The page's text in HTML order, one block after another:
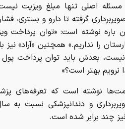
اصلی تنها مبلغ ویزیت
گرفته تا دارو و بستری،
باره نوشته است: «توان پرداخت
را نداریم.» همچنین «آراد» نیز
بعدش باید توان پرداخت پول
نرویم بهتر است؟»
نوشته است که تعرفه‌های
و دندانپزشکی نسبت به
چند برابر شده است.